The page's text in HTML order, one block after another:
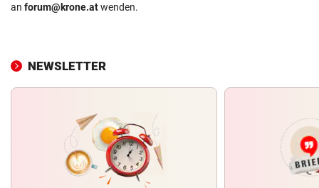
an forum@krone.atwenden.
NEWSLETTER